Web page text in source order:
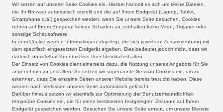
Wir setzen auf unserer Seite Cookies ein. Hierbei handelt es sich um kleine Dateien,
die Ihr Browser automatisch erstellt und die auf Ihrem Endgerät (Laptop, Tablet,
Smartphone o.ä.) gespeichert werden, wenn Sie unsere Seite besuchen. Cookies
richten auf Ihrem Endgerät keinen Schaden an, enthalten keine Viren, Trojaner oder
sonstige Schadsoftware.
In dem Cookie werden Informationen abgelegt, die sich jeweils im Zusammenhang mit
dem spezifisch eingesetzten Endgerät ergeben. Dies bedeutet jedoch nicht, dass wir
dadurch unmittelbar Kenntnis von Ihrer Identität erhalten.
Der Einsatz von Cookies dient einerseits dazu, die Nutzung unseres Angebots für Sie
angenehmer zu gestalten. So setzen wir sogenannte Session-Cookies ein, um zu
erkennen, dass Sie einzelne Seiten unserer Website bereits besucht haben. Diese
werden nach Verlassen unserer Seite automatisch gelöscht.
Darüber hinaus setzen wir ebenfalls zur Optimierung der Benutzerfreundlichkeit
temporäre Cookies ein, die für einen bestimmten festgelegten Zeitraum auf Ihrem
Endgerät gespeichert werden. Besuchen Sie unsere Seite erneut, um unsere Dienste